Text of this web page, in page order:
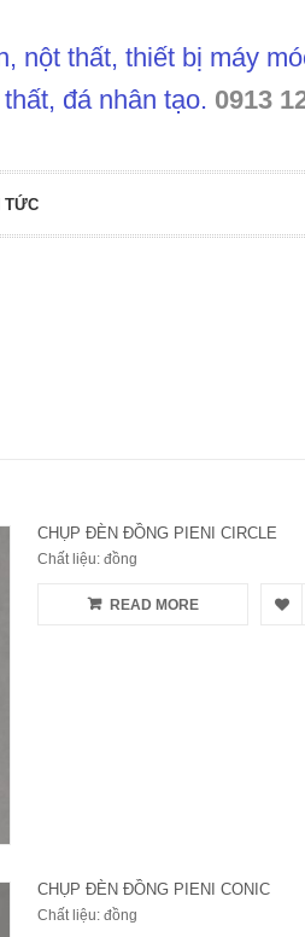
nột thất, thiết bị máy
đá nhân tạo. 0913
TỨC
CHỤP ĐÈN ĐỒNG PIENI CIRCLE
Chất liệu: đồng
READ MORE
CHỤP ĐÈN ĐỒNG PIENI CONIC
Chất liệu: đồng